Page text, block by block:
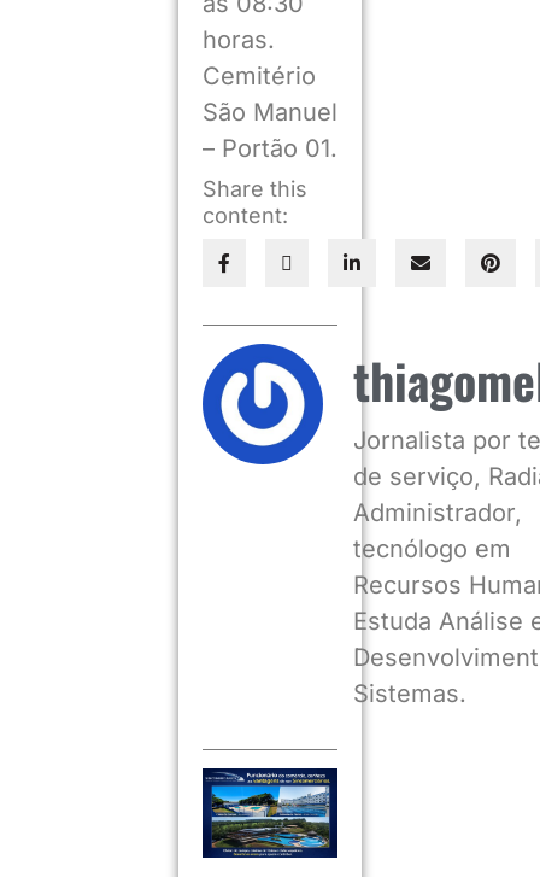
horas.
Cemitério
São Manuel
– Portão 01.
Share this
content:
Jornalista por
de serviço,
Administrador,
tecnólogo em
Recursos
Estuda Análise
Sistemas.